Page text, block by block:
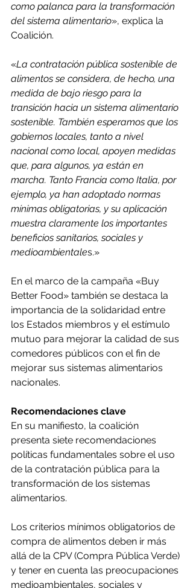
como palanca para la transformación
del sistema alimentario», explica la
Coalición.
«La contratación pública sostenible de
alimentos se considera, de hecho, una
medida de bajo riesgo para la
transición hacia un sistema alimentario
sostenible. También esperamos que los
gobiernos locales, tanto a nivel
nacional como local, apoyen medidas
que, para algunos, ya están en
marcha. Tanto Francia como Italia, por
ejemplo, ya han adoptado normas
mínimas obligatorias, y su aplicación
muestra claramente los importantes
beneficios sanitarios, sociales y
medioambientales.»
En el marco de la campaña «Buy
Better Food» también se destaca la
importancia de la solidaridad entre
los Estados miembros y el estímulo
mutuo para mejorar la calidad de sus
comedores públicos con el fin de
mejorar sus sistemas alimentarios
nacionales.
Recomendaciones clave
En su manifiesto, la coalición
presenta siete recomendaciones
políticas fundamentales sobre el uso
de la contratación pública para la
transformación de los sistemas
alimentarios.
Los criterios mínimos obligatorios de
compra de alimentos deben ir más
allá de la CPV (Compra Pública Verde)
y tener en cuenta las preocupaciones
medioambientales, sociales y